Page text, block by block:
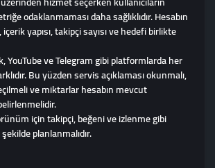
odaklanmaması daha sağlıklıdır. Hesabın
yapısı, takipçi sayısı ve hedefi birlikte
YouTube ve Telegram gibi platformlarda her
Bu yüzden servis açıklaması okunmalı,
ve miktarlar hesabın mevcut
için takipçi, beğeni ve izlenme gibi
planlanmalıdır.